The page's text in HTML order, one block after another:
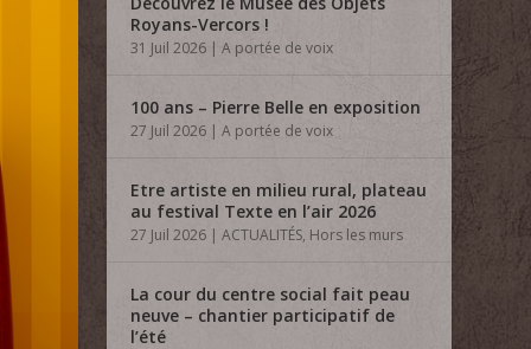
Royans-Vercors !
31 Juil 2026 |A portée de voix
100 ans – Pierre Belle en exposition
27 Juil 2026 |A portée de voix
Etre artiste en milieu rural, plateau
au festival Texte en l’air 2026
27 Juil 2026 |ACTUALITÉS, Hors les murs
La cour du centre social fait peau
neuve – chantier participatif de
l’été